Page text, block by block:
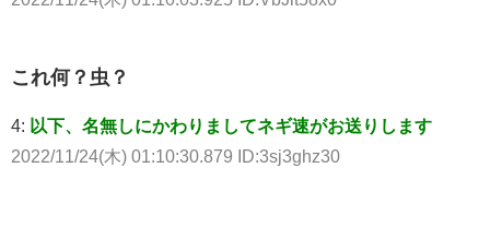
これ何？虫？
4: 以下、名無しにかわりましてネギ速がお送りします
2022/11/24(木) 01:10:30.879 ID:3sj3ghz30